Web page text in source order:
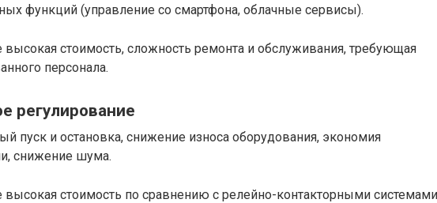
функций (управление со смартфона, облачные сервисы).
стоимость, сложность ремонта и обслуживания, требующая
персонала.
регулирование
пуск и остановка, снижение износа оборудования, экономия
снижение шума.
стоимость по сравнению с релейно-контакторными